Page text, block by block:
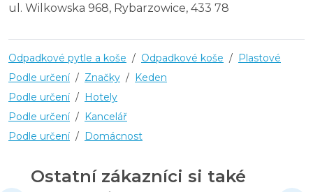
ul. Wilkowska 968, Rybarzowice, 433 78
Odpadkové pytle a koše / Odpadkové koše / Plastové
Podle určení / Značky / Keden
Podle určení / Hotely
Podle určení / Kancelář
Podle určení / Domácnost
Ostatní zákazníci si také